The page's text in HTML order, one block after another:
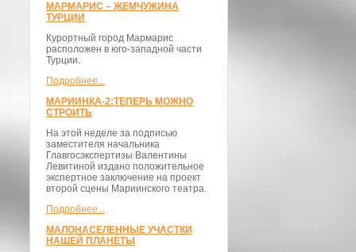
МАРМАРИС – ЖЕМЧУЖИНА
ТУРЦИИ
Курортный город Мармарис
расположен в юго-западной части
Турции.
Подробнее...
МАРИИНКА-2:ТЕПЕРЬ МОЖНО
СТРОИТЬ
На этой неделе за подписью
заместителя начальника
Главгосэкспертизы Валентины
Левитиной издано положительное
экспертное заключение на проект
второй сцены Мариинского театра.
Подробнее...
МАЛОНАСЕЛЕННЫЕ УЧАСТКИ
НАШЕЙ ПЛАНЕТЫ